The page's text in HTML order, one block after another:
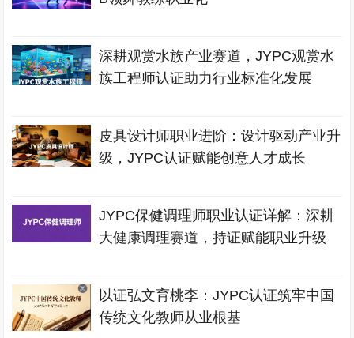
深耕观赏水族产业赛道，JYPC观赏水
族工程师认证助力行业标准化发展
皮具设计师职业进阶：设计驱动产业升
级，JYPC认证赋能创意人才成长
JYPC保健调理师职业认证详解：深耕
大健康调理赛道，持证赋能职业升级
以证弘文育桃李：JYPC认证筑牢中国
传统文化教师从业根基